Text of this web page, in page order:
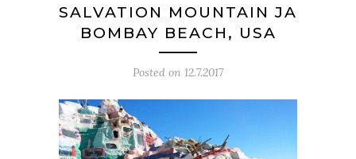
SALVATION MOUNTAIN JA
BOMBAY BEACH, USA
Posted on 12.7.2017